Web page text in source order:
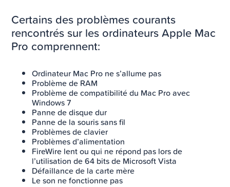
Certains des problèmes courants
rencontrés sur les ordinateurs Apple Mac
Pro comprennent:
Ordinateur Mac Pro ne s’allume pas
Problème de RAM
Problème de compatibilité du Mac Pro avec
Windows 7
Panne de disque dur
Panne de la souris sans fil
Problèmes de clavier
Problèmes d’alimentation
FireWire lent ou qui ne répond pas lors de
l’utilisation de 64 bits de Microsoft Vista
Défaillance de la carte mère
Le son ne fonctionne pas